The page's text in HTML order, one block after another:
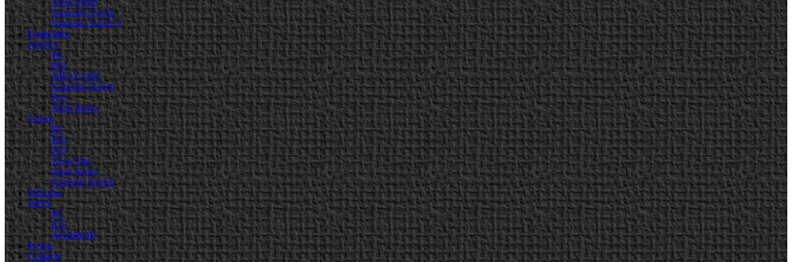
Xbox Series
Nintendo Switch
Nintendo Switch 2
Destacadas
Análisis
PC
PS4
XBOX ONE
Nintendo Switch
PS5
Xbox Series
Videos
PC
PS4
PS5
Xbox One
Xbox Series
Nintendo Switch
Artículos
APPS
PC
iOS
ANDROID
Prensa
Contacto